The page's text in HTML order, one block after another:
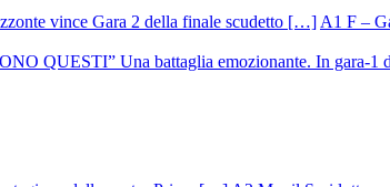
A1 F –